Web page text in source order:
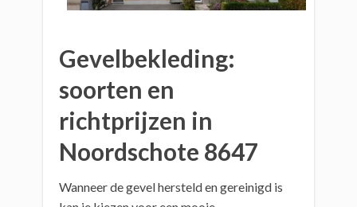
Gevelbekleding:
soorten en
richtprijzen in
Noordschote 8647
Wanneer de gevel hersteld en gereinigd is